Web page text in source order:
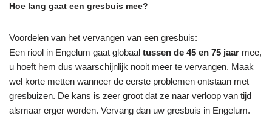
Hoe lang gaat een gresbuis mee?
Voordelen van het vervangen van een gresbuis:
Een riool in Engelum gaat globaal tussen de 45 en 75 jaar mee,
u hoeft hem dus waarschijnlijk nooit meer te vervangen. Maak
wel korte metten wanneer de eerste problemen ontstaan met
gresbuizen. De kans is zeer groot dat ze naar verloop van tijd
alsmaar erger worden. Vervang dan uw gresbuis in Engelum.